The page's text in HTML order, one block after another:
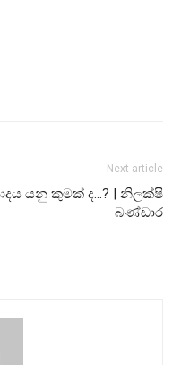
Next article
යනු කුමක් ද…? | නිලක්ෂි
බණ්ඩාර